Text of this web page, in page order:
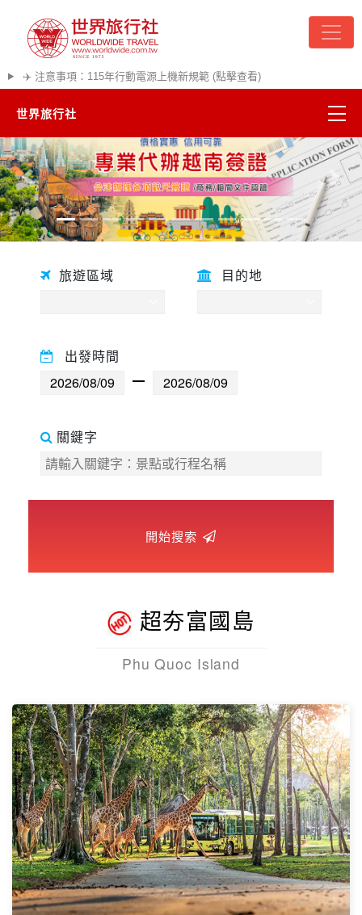
✈️ 注意事項：115年行動電源上機新規範 (點擊查看)
世界旅行社
精彩越南
熱門韓國
超夯日本
世界臻旅
歐洲之旅
往前 往後
旅遊區域 目的地
出發時間
關鍵字
開始搜索
超夯富國島
Phu Quoc Island